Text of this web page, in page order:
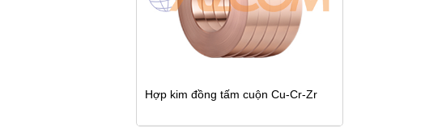
Hợp kim đồng tấm cuộn Cu-Cr-Zr